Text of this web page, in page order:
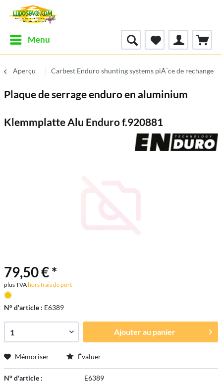
Menu
Aperçu Carbest Enduro shunting systems piÃ¨ce de rechange
Plaque de serrage enduro en aluminium
Klemmplatte Alu Enduro f.920881
79,50 € *
plus TVAhors frais de port
N° d'article : E6389
Ajouter au panier
Mémoriser Évaluer
N° d'article : E6389